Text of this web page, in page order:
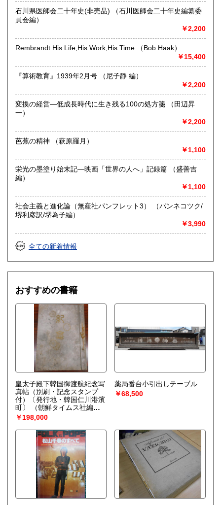
申し付けください。
定休日：◎ガレージ店…土日祝 ◎本店…予約以外不定期営
業中 ◎ネット部門…土日祝。店舗にてネット掲載本受取場
年8月10日9:00以降のご注文は8月17日午後よりお返事、8月
10日9:00以降のご入金分は8月17日以降発送となります。
書籍の買取について
古書買取お持込の際にはあらかじめ、お電話の上でお越しく
ださい。
担当者不在の場合もあり、無駄足を踏ませます。
その他、お問合せなどございましたら、住所・電話・氏名・
ご明記ない場合はお応えできないこともありますのであらか
じめご了承のほどをお願いします。
取り扱い分野
総記、近代文献、趣味、サブカルチャー、古書一般（その
石川県医師会二十年史(非売品) （石川医師会二十年史編纂委
員会編）
￥2,200
Rembrandt His Life,His Work,His Time （Bob Haak）
￥15,400
『算術教育』1939年2月号 （尼子静 編）
￥2,200
変換の経営—低成長時代に生き残る100の処方箋 （田辺昇
一）
￥2,200
芭蕉の精神 （萩原羅月）
￥1,100
栄光の墨塗り始末記―映画「世界の人へ」記録篇 （盛善吉
編）
￥1,100
社会主義と進化論（無産社パンフレット3） （パンネコツク/
堺利彦訳/堺為子編）
￥3,990
全ての新着情報
おすすめの書籍
皇太子殿下韓国御渡航紀念写
真帖（別刷・記念スタンプ
付）〔発行地・韓国仁川港濱
町〕
（朝鮮タイムス社編輯
部／編）
￥198,000
薬局番台小引出しテーブル
￥68,500